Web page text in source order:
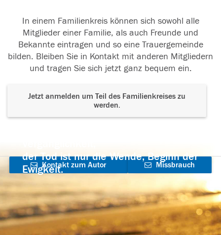
In einem Familienkreis können sich sowohl alle
Mitglieder einer Familie, als auch Freunde und
Bekannte eintragen und so eine Trauergemeinde
bilden. Bleiben Sie in Kontakt mit anderen Mitgliedern
und tragen Sie sich jetzt ganz bequem ein.
Jetzt anmelden um Teil des Familienkreises zu
werden.
der Tod ist nur die Wende, Beginn der
Ewigkeit.
Kontakt zum Autor
aufnehmen
Missbrauch